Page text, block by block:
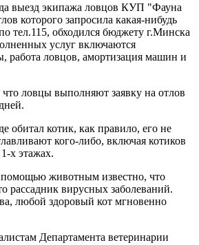
выезд экипажа ловцов КУП "Фауна
которого запросила какая-нибудь
тел.115, обходился бюджету г.Минска
услуг включаются
работа ловцов, амортизация машин и
ловцы выполняют заявку на отлов
обитал котик, как правило, его не
кого-либо, включая котиков
х этажах.
животным известно, что
рассадник вирусных заболеваний.
любой здоровый кот мгновенно
Департамента ветеринарии